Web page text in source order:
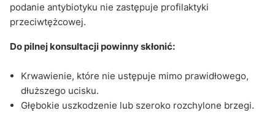
podanie antybiotyku nie zastępuje profilaktyki
przeciwtężcowej.
Do pilnej konsultacji powinny skłonić:
Krwawienie, które nie ustępuje mimo prawidłowego,
dłuższego ucisku.
Głębokie uszkodzenie lub szeroko rozchylone brzegi.